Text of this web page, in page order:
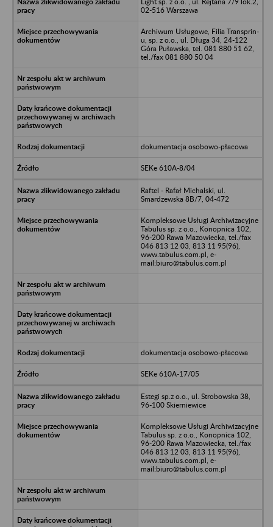
02-516 Warszawa
Archiwum Usługowe, Filia Transprin-
u, sp. z o.o., ul. Długa 34, 24-122
Góra Puławska, tel. 081 880 51 62,
tel./fax 081 880 50 04
dokumentacja osobowo-płacowa
SEKe 610A-8/04
Raftel - Rafał Michalski, ul.
Smardzewska 8B/7, 04-472
Kompleksowe Usługi Archiwizacyjne
Tabulus sp. z o.o., Konopnica 102,
96-200 Rawa Mazowiecka, tel./fax
046 813 12 03, 813 11 95(96),
www.tabulus.com.pl, e-
mail:biuro@tabulus.com.pl
dokumentacja osobowo-płacowa
SEKe 610A-17/05
Estegi sp.z o.o., ul. Strobowska 38,
96-100 Skierniewice
Kompleksowe Usługi Archiwizacyjne
Tabulus sp. z o.o., Konopnica 102,
96-200 Rawa Mazowiecka, tel./fax
046 813 12 03, 813 11 95(96),
www.tabulus.com.pl, e-
mail:biuro@tabulus.com.pl